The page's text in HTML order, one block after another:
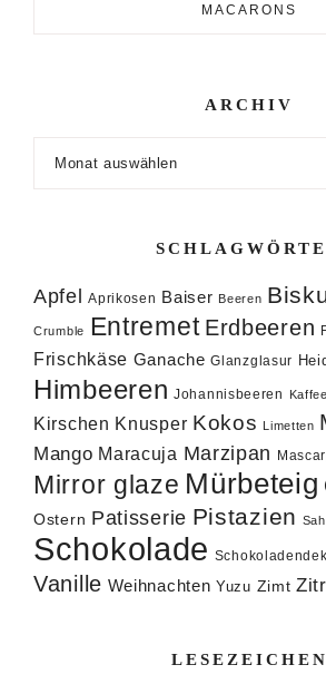
MACARONS
ARCHIV
Apfel Aprikosen Baiser Beeren
Crumble Entremet Erdbeeren
Frischkäse Ganache Glanzglasur
Himbeeren Johannisbeeren Kaffee
Kirschen Knusper Kokos Limetten
Mango Maracuja Marzipan
Mirror glaze Mürbeteig
Ostern Patisserie Pistazien
Schokolade
Vanille Weihnachten Yuzu Zimt
LESEZEICHEN